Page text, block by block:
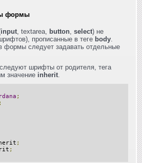
формы
input, textarea, button, select) не
прописанные в теге body.
формы следует задавать отдельные
шрифты от родителя, тега
значение inherit.
;
;
;
;